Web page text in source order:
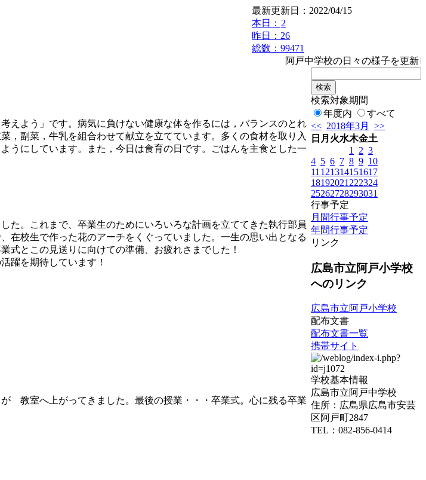
最新更新日：2022/04/15
本日： 2
昨日：26
総数：99471
阿戸中学校の日々の様子を更新して
えよう」です。病気に負けない健康な体を作るには，バランスのとれ
，副菜，牛乳を組合わせて献立を立てています。多くの食材を取り入
うにしています。また，今日は食育の日です。ごはんを主食とした一
た。これまで、卒業生のためにいろいろな計画を立ててきた執行部員
在校生で作った花のアーチをくぐっていました。一生の思い出となる
式とこの見送りに向けての準備、お疲れさまでした！
躍を期待しています！
教室へ上がってきました。最後の授業・・・卒業式。心に残る卒業
検索対象期間
年度内
すべて
<< 2018年3月
>>
日 月 火水木金土
1
2 3
4 5 6 7 8 9 10
11 121314151617
18192021 222324
25262728293031
行事予定
月間行事予定
年間行事予定
リンク
広島市立阿戸小学校
へのリンク
広島市立阿戸小学校
配布文書
配布文書一覧
携帯サイト
学校基本情報
広島市立阿戸中学校
住所：広島県広島市安芸
区阿戸町2847
TEL：082-856-0414